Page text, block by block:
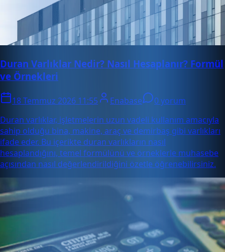
Duran Varlıklar Nedir? Nasıl Hesaplanır? Formül
ve Örnekleri
18 Temmuz 2026 11:55 Enabase
0 yorum
Duran varlıklar, işletmelerin uzun vadeli kullanım amacıyla
sahip olduğu bina, makine, araç ve demirbaş gibi varlıkları
ifade eder. Bu içerikte duran varlıkların nasıl
hesaplandığını, temel formülünü ve örneklerle muhasebe
açısından nasıl değerlendirildiğini özetle öğrenebilirsiniz.